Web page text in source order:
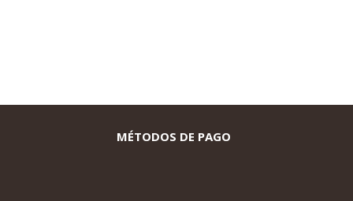
MÉTODOS DE PAGO